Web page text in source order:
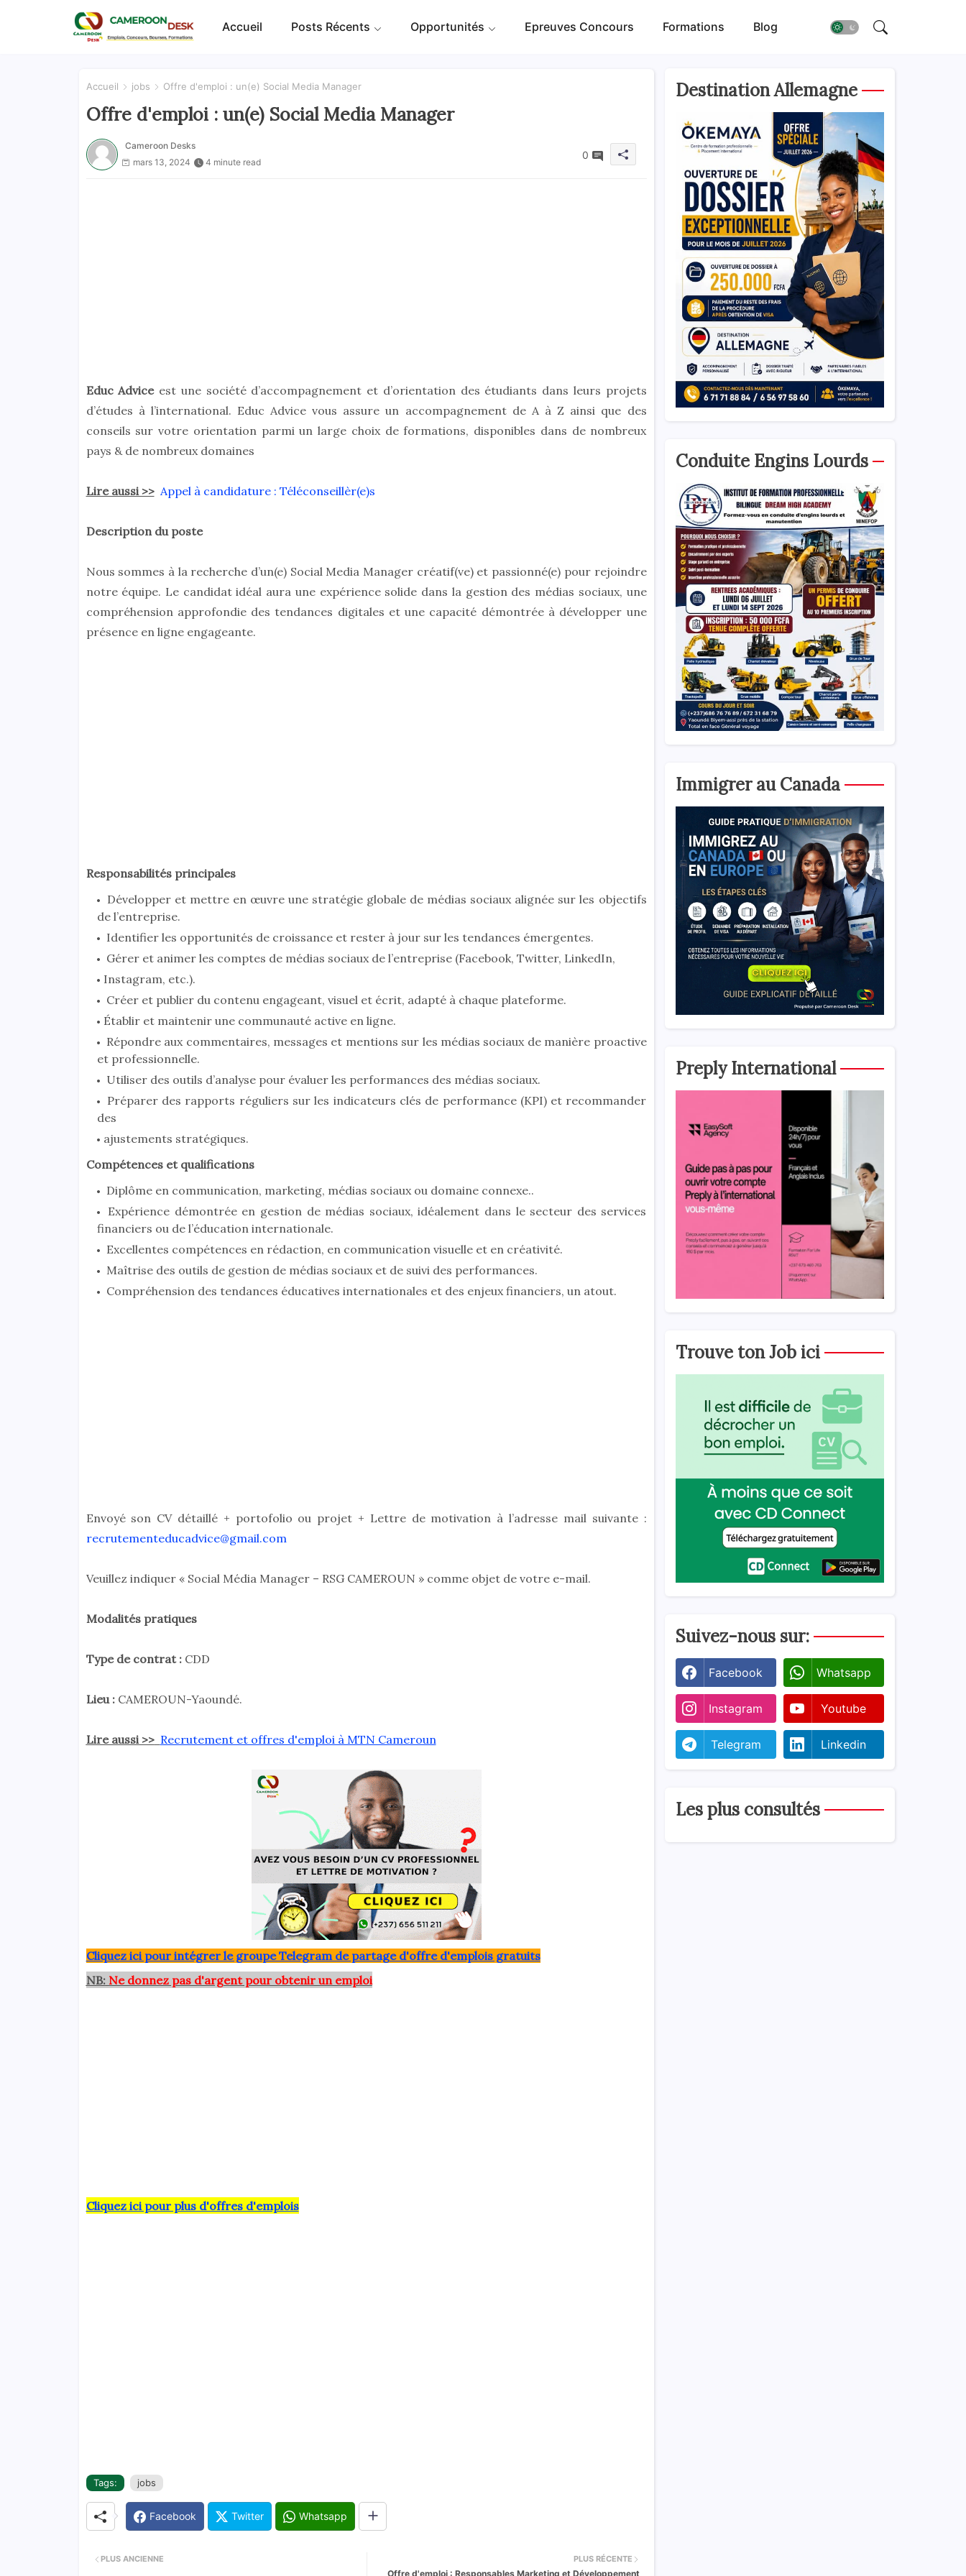
Accueil Posts Récents Opportunités Epreuves Concours Formations Blog
Accueil jobs Offre d'emploi : un(e) Social Media Manager
Offre d'emploi : un(e) Social Media Manager
Cameroon Desks
mars 13, 2024
4 minute read
0
Educ Adviceest une société d’accompagnement et d’orientation des étudiants dans leurs projets
d’études à l’international. Educ Advice vous assure un accompagnement de A à Z ainsi que des
conseils sur votre orientation parmi un large choix de formations, disponibles dans de nombreux
pays & de nombreux domaines
Lire aussi >> Appel à candidature : Téléconseillèr(e)s
Description du poste
Nous sommes à la recherche d’un(e) Social Media Manager créatif(ve) et passionné(e) pour rejoindre
notre équipe. Le candidat idéal aura une expérience solide dans la gestion des médias sociaux, une
compréhension approfondie des tendances digitales et une capacité démontrée à développer une
présence en ligne engageante.
Responsabilités principales
Développer et mettre en œuvre une stratégie globale de médias sociaux alignée sur les objectifs
de l’entreprise.
Identifier les opportunités de croissance et rester à jour sur les tendances émergentes.
Gérer et animer les comptes de médias sociaux de l’entreprise (Facebook, Twitter, LinkedIn,
Instagram, etc.).
Créer et publier du contenu engageant, visuel et écrit, adapté à chaque plateforme.
Établir et maintenir une communauté active en ligne.
Répondre aux commentaires, messages et mentions sur les médias sociaux de manière proactive
et professionnelle.
Utiliser des outils d’analyse pour évaluer les performances des médias sociaux.
Préparer des rapports réguliers sur les indicateurs clés de performance (KPI) et recommander
des
ajustements stratégiques.
Compétences et qualifications
Diplôme en communication, marketing, médias sociaux ou domaine connexe..
Expérience démontrée en gestion de médias sociaux, idéalement dans le secteur des services
financiers ou de l’éducation internationale.
Excellentes compétences en rédaction, en communication visuelle et en créativité.
Maîtrise des outils de gestion de médias sociaux et de suivi des performances.
Compréhension des tendances éducatives internationales et des enjeux financiers, un atout.
Envoyé son CV détaillé + portofolio ou projet + Lettre de motivation à l’adresse mail suivante :
recrutementeducadvice@gmail.com
Veuillez indiquer « Social Média Manager – RSG CAMEROUN » comme objet de votre e-mail.
Modalités pratiques
Type de contrat :CDD
Lieu :CAMEROUN-Yaoundé.
Lire aussi >> Recrutement et offres d'emploi à MTN Cameroun
Cliquez ici pour intégrer le groupe Telegram de partage d'offre d'emplois gratuits
NB: Ne donnez pas d'argent pour obtenir un emploi
Cliquez ici pour plus d'offres d'emplois
Tags: jobs
Facebook Twitter Whatsapp
PLUS RÉCENTE
Offre d'emploi : Responsables Marketing et Développement
PLUS ANCIENNE
Destination Allemagne
Conduite Engins Lourds
Immigrer au Canada
Preply International
Trouve ton Job ici
Suivez-nous sur:
Facebook Whatsapp
Instagram Youtube
Telegram Linkedin
Les plus consultés